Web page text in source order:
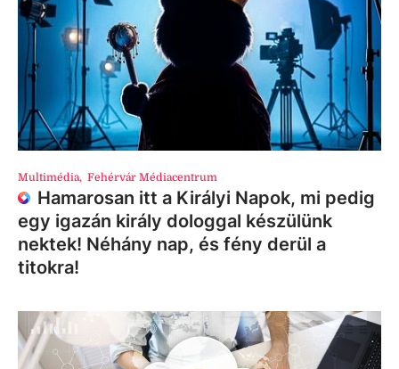
Multimédia, Fehérvár Médiacentrum
Hamarosan itt a Királyi Napok, mi pedig
egy igazán király dologgal készülünk
nektek! Néhány nap, és fény derül a
titokra!